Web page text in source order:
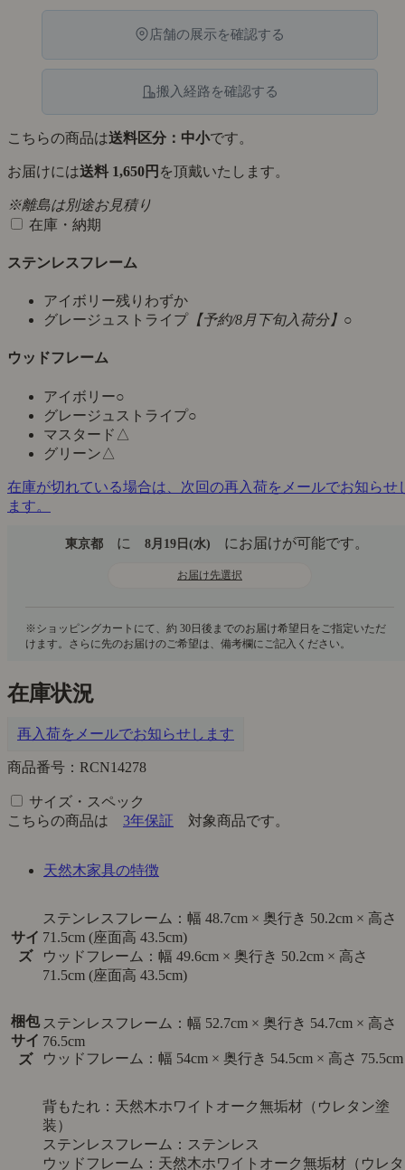
店舗の展示を確認する
搬入経路を確認する
こちらの商品は送料区分：中小です。
お届けには送料 1,650円 を頂戴いたします。
※離島は別途お見積り
在庫・納期
ステンレスフレーム
アイボリー残りわずか
グレージュストライプ【予約/8月下旬入荷分】 ○
ウッドフレーム
アイボリー○
グレージュストライプ○
マスタード △
グリーン△
在庫が切れている場合は、次回の再入荷をメールでお知らせ
ます。
東京都 に 8月19日(水) にお届けが可能です。
お届け先選択
在庫状況
再入荷をメールでお知らせします
商品番号：RCN14278
サイズ・スペック
こちらの商品は 3年保証 対象商品です。